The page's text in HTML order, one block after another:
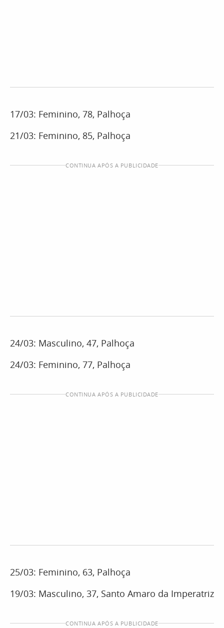
17/03: Feminino, 78, Palhoça
21/03: Feminino, 85, Palhoça
CONTINUA APÓS A PUBLICIDADE
24/03: Masculino, 47, Palhoça
24/03: Feminino, 77, Palhoça
CONTINUA APÓS A PUBLICIDADE
25/03: Feminino, 63, Palhoça
19/03: Masculino, 37, Santo Amaro da Imperatriz
CONTINUA APÓS A PUBLICIDADE